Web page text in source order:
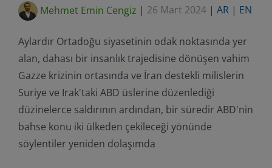
Mehmet Emin Cengiz | 26 Mart 2024 | AR | EN
Aylardır Ortadoğu siyasetinin odak noktasında yer
alan, dahası bir insanlık trajedisine dönüşen vahim
Gazze krizinin ortasında ve İran destekli milislerin
Suriye ve Irak'taki ABD üslerine düzenlediği
düzinelerce saldırının ardından, bir süredir ABD'nin
bahse konu iki ülkeden çekileceği yönünde
söylentiler yeniden dolaşımda